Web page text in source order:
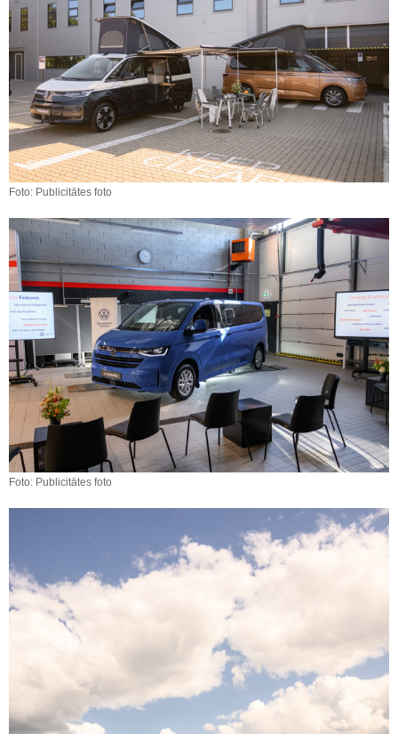
Foto: Publicitātes foto
Foto: Publicitātes foto